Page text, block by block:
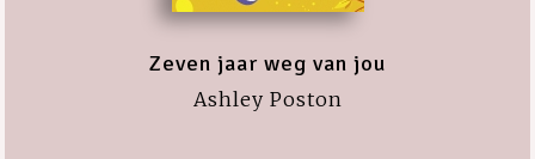
Zeven jaar weg van jou
Ashley Poston